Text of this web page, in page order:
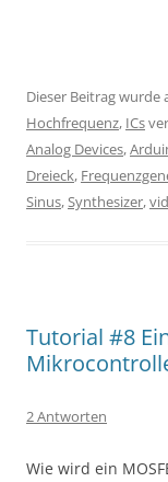
Dieser Beitrag wurde
Hochfrequenz, ICs
Analog Devices,
Dreieck,
Sinus,Synthesizer,
Tutorial #8
2 Antworten
Wie wird ein